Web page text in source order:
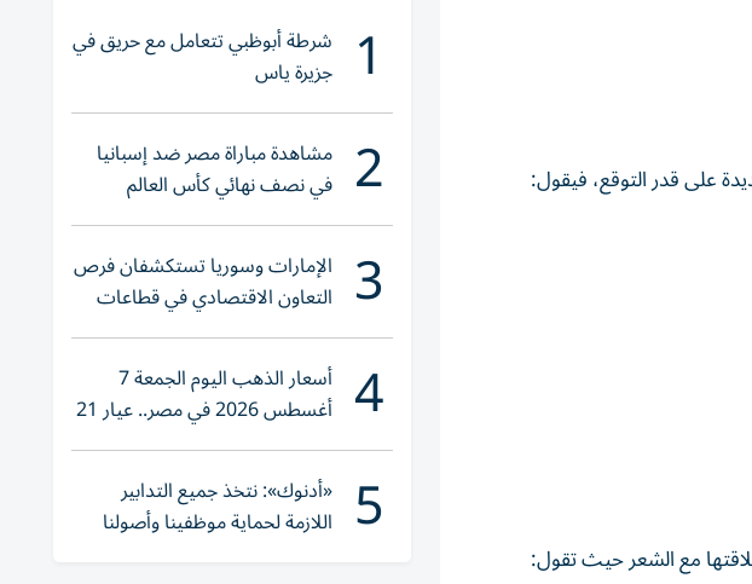
على قدر التوقع، فيقول:
مع الشعر حيث تقول:
1 شرطة أبوظبي تتعامل مع حريق في
جزيرة ياس
2 مشاهدة مباراة مصر ضد إسبانيا
في نصف نهائي كأس العالم
لناشئات اليد 2026
3 الإمارات وسوريا تستكشفان فرص
التعاون الاقتصادي في قطاعات
حيوية
4 أسعار الذهب اليوم الجمعة 7
أغسطس 2026 في مصر.. عيار 21
يقترب من هذا الرقم
5 «أدنوك»: نتخذ جميع التدابير
اللازمة لحماية موظفينا وأصولنا